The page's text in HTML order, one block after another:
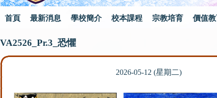
首頁 最新消息 學校簡介 校本課程 宗教培育 價值
VA2526_Pr.3_恐懼
2026-05-12 (星期二)